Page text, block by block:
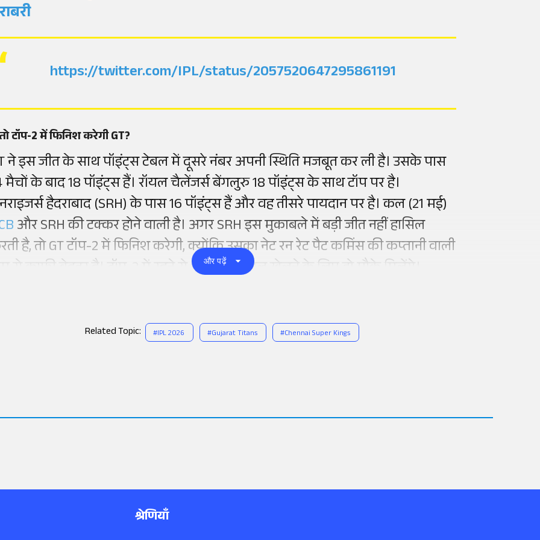
https://twitter.com/IPL/status/2057520647295861191
टॉप-2 में फिनिश करेगी GT?
ने इस जीत के साथ पॉइंट्स टेबल में दूसरे नंबर अपनी स्थिति मजबूत कर ली है। उसके पास
मैचों के बाद 18 पॉइंट्स हैं। रॉयल चैलेंजर्स बेंगलुरु 18 पॉइंट्स के साथ टॉप पर है।
हैदराबाद (SRH) के पास 16 पॉइंट्स हैं और वह तीसरे पायदान पर है। कल (21 मई)
और SRH की टक्कर होने वाली है। अगर SRH इस मुकाबले में बड़ी जीत नहीं हासिल
है, तो GT टॉप-2 में फिनिश करेगी, क्योंकि उसका नेट रन रेट पैट कमिंस की कप्तानी वाली
टीम से काफी बेहतर है। टॉप-2 में रहने से GT को फाइनल खेलने के लिए दो मौके मिलेंगे।
और पढ़ें
Related Topic: #IPL 2026 #Gujarat Titans #Chennai Super Kings
श्रेणियाँ